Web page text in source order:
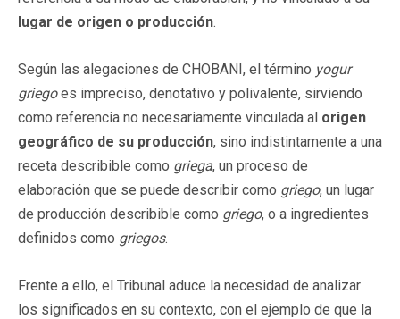
lugar de origen o producción.
Según las alegaciones de CHOBANI, el término yogur
griegoes impreciso, denotativo y polivalente, sirviendo
como referencia no necesariamente vinculada al origen
geográfico de su producción, sino indistintamente a una
receta describible como griega, un proceso de
elaboración que se puede describir como griego, un lugar
de producción describible como griego, o a ingredientes
definidos como griegos.
Frente a ello, el Tribunal aduce la necesidad de analizar
los significados en su contexto, con el ejemplo de que la